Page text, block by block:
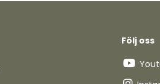
Följ oss